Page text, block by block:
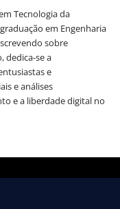
Tecnologia da
em Engenharia
sobre
dedica-se a
e
e análises
e a liberdade digital no